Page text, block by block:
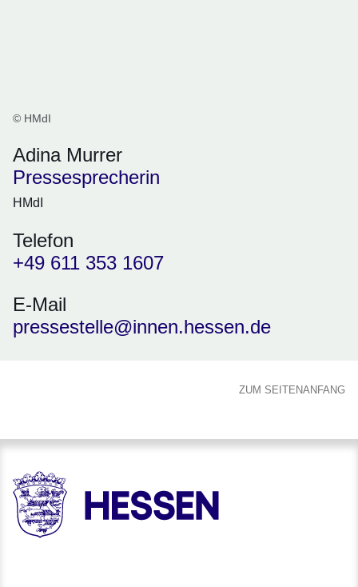
© HMdI
Adina Murrer
Pressesprecherin
HMdI
Telefon
+49 611 353 1607
E-Mail
pressestelle@innen.hessen.de
ZUM SEITENANFANG
HESSEN - Hessische Landesregierung